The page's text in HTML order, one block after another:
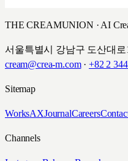
THE CREAMUNION · AI
서울특별시 강남구 도산대로
cream@crea-m.com· +82 2
Sitemap
WorksAXJournalCareers
Channels